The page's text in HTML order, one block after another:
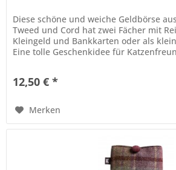
Diese schöne und weiche Geldbörse
Tweed und Cord hat zwei Fächer mit
Kleingeld und Bankkarten oder als
Eine tolle Geschenkidee für
12,50 € *
Merken